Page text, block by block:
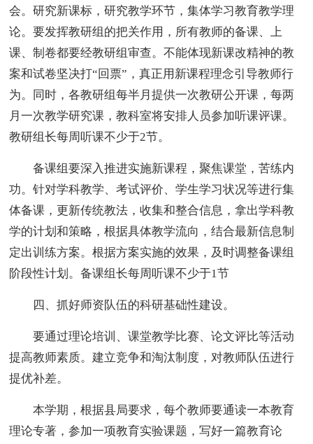
会。研究新课标，研究教学环节，集体学习教育教学理
论。要发挥教研组的把关作用，所有教师的备课、上
课、制卷都要经教研组审查。不能体现新课改精神的教
案和试卷坚决打“回票”，真正用新课程理念引导教师行
为。同时，各教研组每半月提供一次教研公开课，每两
月一次教学研究课，教科室将安排人员参加听课评课。
教研组长每周听课不少于2节。
备课组要深入推进实施新课程，聚焦课堂，苦练内
功。针对学科教学、考试评价、学生学习状况等进行集
体备课，更新传统教法，收集和整合信息，拿出学科教
学的计划和策略，根据具体教学流向，结合最新信息制
定出训练方案。根据方案实施的效果，及时调整备课组
阶段性计划。备课组长每周听课不少于1节
四、抓好师资队伍的科研基础性建设。
要通过理论培训、课堂教学比赛、论文评比等活动
提高教师素质。建立竞争和淘汰制度，对教师队伍进行
提优补差。
本学期，根据县局要求，每个教师要通读一本教育
理论专著，参加一项教育实验课题，写好一篇教育论